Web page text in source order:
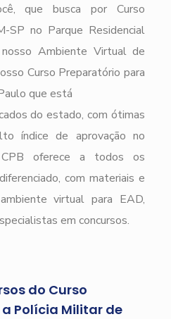
que busca por Curso
SP no Parque Residencial
Ambiente Virtual de
Curso Preparatório para
que está
do estado, com ótimas
índice de aprovação no
oferece a todos os
com materiais e
virtual para EAD,
em concursos.
do Curso
Polícia Militar de